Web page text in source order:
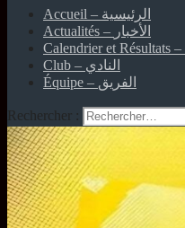
Accueil – الرئيسية
Actualités – الأخبار
Club – النادي
Équipe – الفريق
Rechercher :